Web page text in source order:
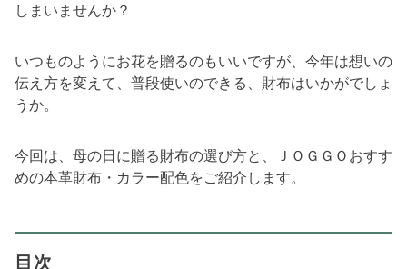
しまいませんか？
いつものようにお花を贈るのもいいですが、今年は想いの
伝え方を変えて、普段使いのできる、財布はいかがでしょ
うか。
今回は、母の日に贈る財布の選び方と、ＪＯＧＧＯおすす
めの本革財布・カラー配色をご紹介します。
目次